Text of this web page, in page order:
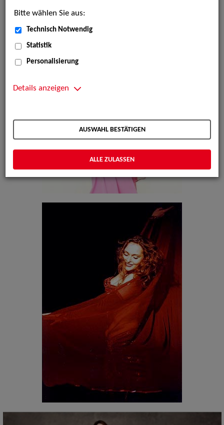
Bitte wählen Sie aus:
Technisch Notwendig
Statistik
Personalisierung
Details anzeigen
AUSWAHL BESTÄTIGEN
ALLE ZULASSEN